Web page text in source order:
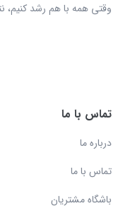
وقتی همه با هم رشد
تماس با ما
درباره ما
تماس با ما
باشگاه مشتریان